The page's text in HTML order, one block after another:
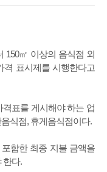
150㎡ 이상의 음식점 외
격 표시제를 시행한다고
표를 게시해야 하는 업
식점, 휴게음식점이다.
함한 최종 지불 금액을
한다.